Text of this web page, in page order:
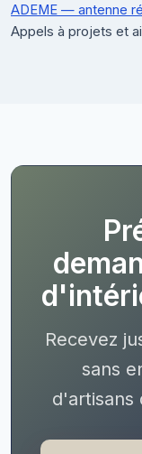
ADEME — antenne
Appels à projets et
Recevez
sans
d'artisans